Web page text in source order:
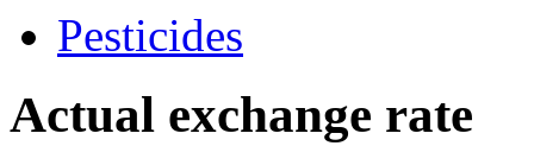
Pesticides
Actual exchange rate